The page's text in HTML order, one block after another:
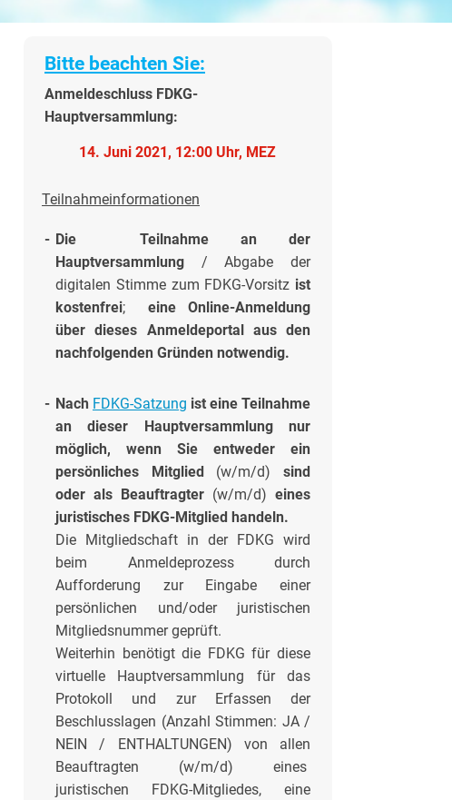
Bitte beachten Sie:
Anmeldeschluss FDKG-
Hauptversammlung:
14. Juni 2021, 12:00 Uhr, MEZ
Teilnahmeinformationen
- Die Teilnahme an der
Hauptversammlung / Abgabe der
digitalen Stimme zum FDKG-Vorsitz ist
kostenfrei;eine Online-Anmeldung
über dieses Anmeldeportal aus den
nachfolgenden Gründen notwendig.
- Nach FDKG-Satzung ist eine Teilnahme
an dieser Hauptversammlung nur
möglich, wenn Sie entweder ein
persönliches Mitglied (w/m/d)sind
oder als Beauftragter (w/m/d) eines
juristisches FDKG-Mitglied handeln.
Die Mitgliedschaft in der FDKG wird
beim Anmeldeprozess durch
Aufforderung zur Eingabe einer
persönlichen und/oder juristischen
Mitgliedsnummer geprüft.
Weiterhin benötigt die FDKG für diese
virtuelle Hauptversammlung für das
Protokoll und zur Erfassen der
Beschlusslagen (Anzahl Stimmen: JA /
NEIN / ENTHALTUNGEN) von allen
Beauftragten (w/m/d) eines
juristischen FDKG-Mitgliedes, eine